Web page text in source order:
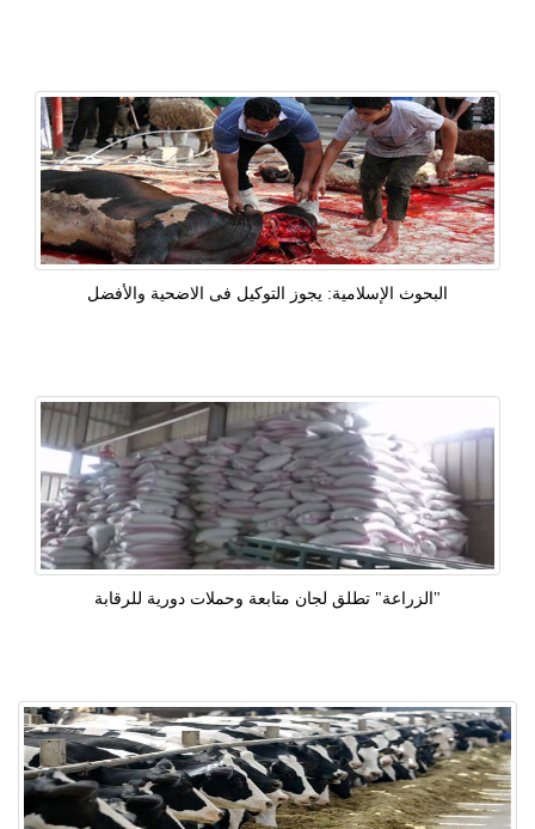
البحوث الإسلامية: يجوز التوكيل فى الاضحية والأفضل
"الزراعة" تطلق لجان متابعة وحملات دورية للرقابة